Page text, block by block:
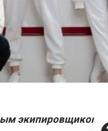
экипировщиком